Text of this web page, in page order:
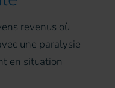
revenus où
une paralysie
en situation